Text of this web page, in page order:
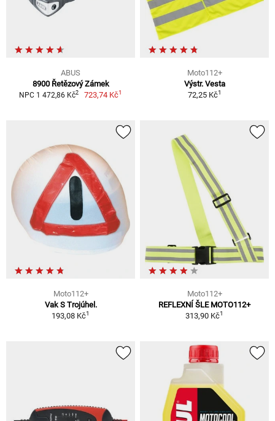
ABUS
8900 Řetězový Zámek
NPC 1 472,86 Kč2 723,74 Kč1
Moto112+
Výstr. Vesta
72,25 Kč1
Moto112+
Vak S Trojúhel.
193,08 Kč1
Moto112+
REFLEXNÍ ŠLE MOTO112+
313,90 Kč1